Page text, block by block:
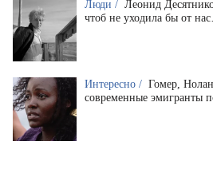
Люди / Леонид
чтоб не уходила бы от
Интересно / Гомер,
современные эмигранты